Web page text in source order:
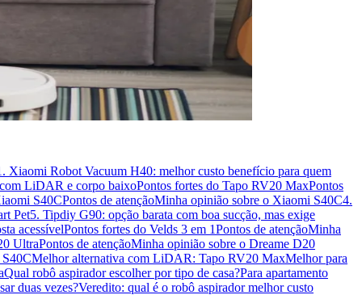
Xiaomi Robot Vacuum H40: melhor custo benefício para quem
LiDAR e corpo baixoPontos fortes do Tapo RV20 MaxPontos
S40CPontos de atençãoMinha opinião sobre o Xiaomi S40C4.
Pet5. Tipdiy G90: opção barata com boa sucção, mas exige
acessívelPontos fortes do Velds 3 em 1Pontos de atençãoMinha
UltraPontos de atençãoMinha opinião sobre o Dreame D20
Melhor alternativa com LiDAR: Tapo RV20 MaxMelhor para
Qual robô aspirador escolher por tipo de casa?Para apartamento
duas vezes?Veredito: qual é o robô aspirador melhor custo